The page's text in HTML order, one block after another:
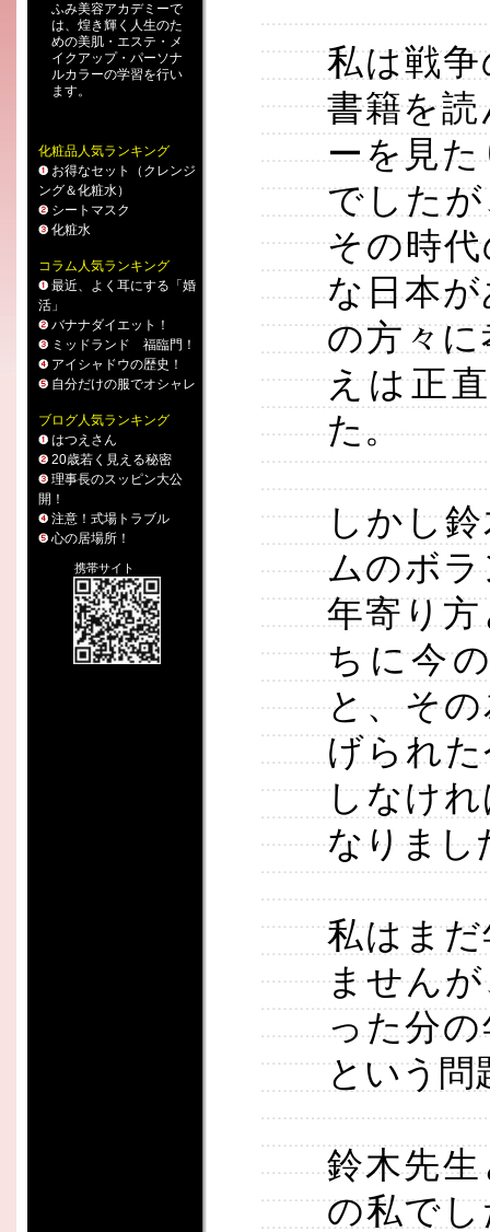
ふみ美容アカデミーで
は、煌き輝く人生のた
めの美肌・エステ ・ メ
イクアップ・ パーソナ
ルカラーの学習を行い
ます。
化粧品人気ランキング
お得なセット（クレンジ
ング＆化粧水）
シートマスク
化粧水
コラム人気ランキング
最近、よく耳にする「婚
活」
バナナダイエット！
ミッドランド 福臨門！
アイシャドウの歴史！
自分だけの服でオシャレ
ブログ人気ランキング
はつえさん
20歳若く見える秘密
理事長のスッピン大公
開！
注意！式場トラブル
心の居場所！
携帯サイト
私は戦
書籍を
ーを見
でした
その時
な日本
の方々
えは正
た。
しかし
ムのボ
年寄り
ちに今
と、そ
げられ
しなけ
なりまし
私はま
ません
った分
という問
鈴木先
の私で